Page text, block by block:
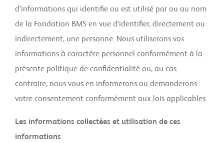
d’informations qui identifie ou est utilisé par ou au nom
de la Fondation BMS en vue d’identifier, directement ou
indirectement, une personne. Nous utiliserons vos
informations à caractère personnel conformément à la
présente politique de confidentialité ou, au cas
contraire, nous vous en informerons ou demanderons
votre consentement conformément aux lois applicables.
Les informations collectées et utilisation de ces
informations